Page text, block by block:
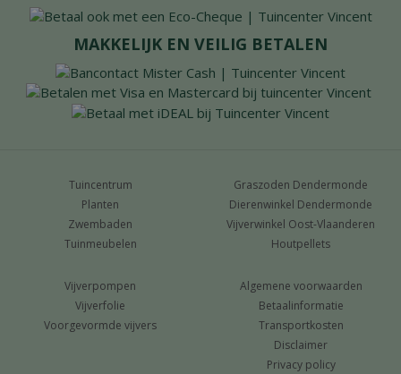
MAKKELIJK EN VEILIG BETALEN
Tuincentrum
Planten
Zwembaden
Tuinmeubelen
Graszoden Dendermonde
Dierenwinkel Dendermonde
Vijverwinkel Oost-Vlaanderen
Houtpellets
Vijverpompen
Vijverfolie
Voorgevormde vijvers
Algemene voorwaarden
Betaalinformatie
Transportkosten
Disclaimer
Privacy policy